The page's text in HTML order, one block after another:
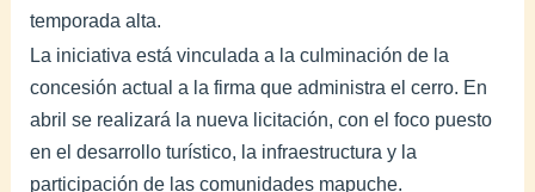
temporada alta.
La iniciativa está vinculada a la culminación de la
concesión actual a la firma que administra el cerro. En
abril se realizará la nueva licitación, con el foco puesto
en el desarrollo turístico, la infraestructura y la
participación de las comunidades mapuche.